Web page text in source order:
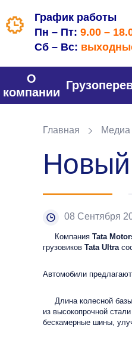
График работы
Пн – Пт: 9.00 –
Сб – Вс:
О
компании
Главная Медиа
Новый
08 Сентября
Компания Tata
грузовиков Tata Ultra
Автомобили
Длина колесной базы
из высокопрочной
бескамерные шины,